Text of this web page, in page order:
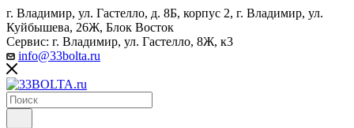
г. Владимир, ул. Гастелло, д. 8Б, корпус 2, г. Владимир, ул. ​
Куйбышева, 26Ж, Блок Восток
Сервис: г. Владимир, ул. Гастелло, 8Ж, к3
info@33bolta.ru